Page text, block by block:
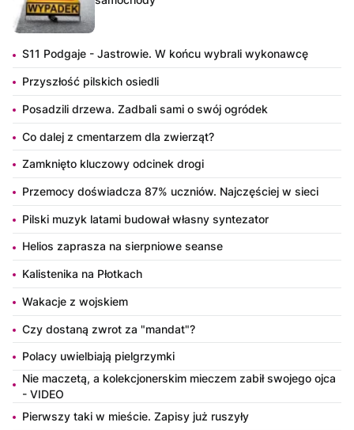
S11 Podgaje - Jastrowie. W końcu wybrali wykonawcę
Przyszłość pilskich osiedli
Posadzili drzewa. Zadbali sami o swój ogródek
Co dalej z cmentarzem dla zwierząt?
Zamknięto kluczowy odcinek drogi
Przemocy doświadcza 87% uczniów. Najczęściej w sieci
Pilski muzyk latami budował własny syntezator
Helios zaprasza na sierpniowe seanse
Kalistenika na Płotkach
Wakacje z wojskiem
Czy dostaną zwrot za "mandat"?
Polacy uwielbiają pielgrzymki
Nie maczetą, a kolekcjonerskim mieczem zabił swojego ojca
- VIDEO
Pierwszy taki w mieście. Zapisy już ruszyły